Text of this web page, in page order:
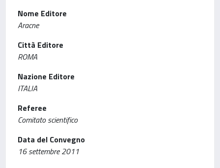
Nome Editore
Aracne
Città Editore
ROMA
Nazione Editore
ITALIA
Referee
Comitato scientifico
Data del Convegno
16 settembre 2011